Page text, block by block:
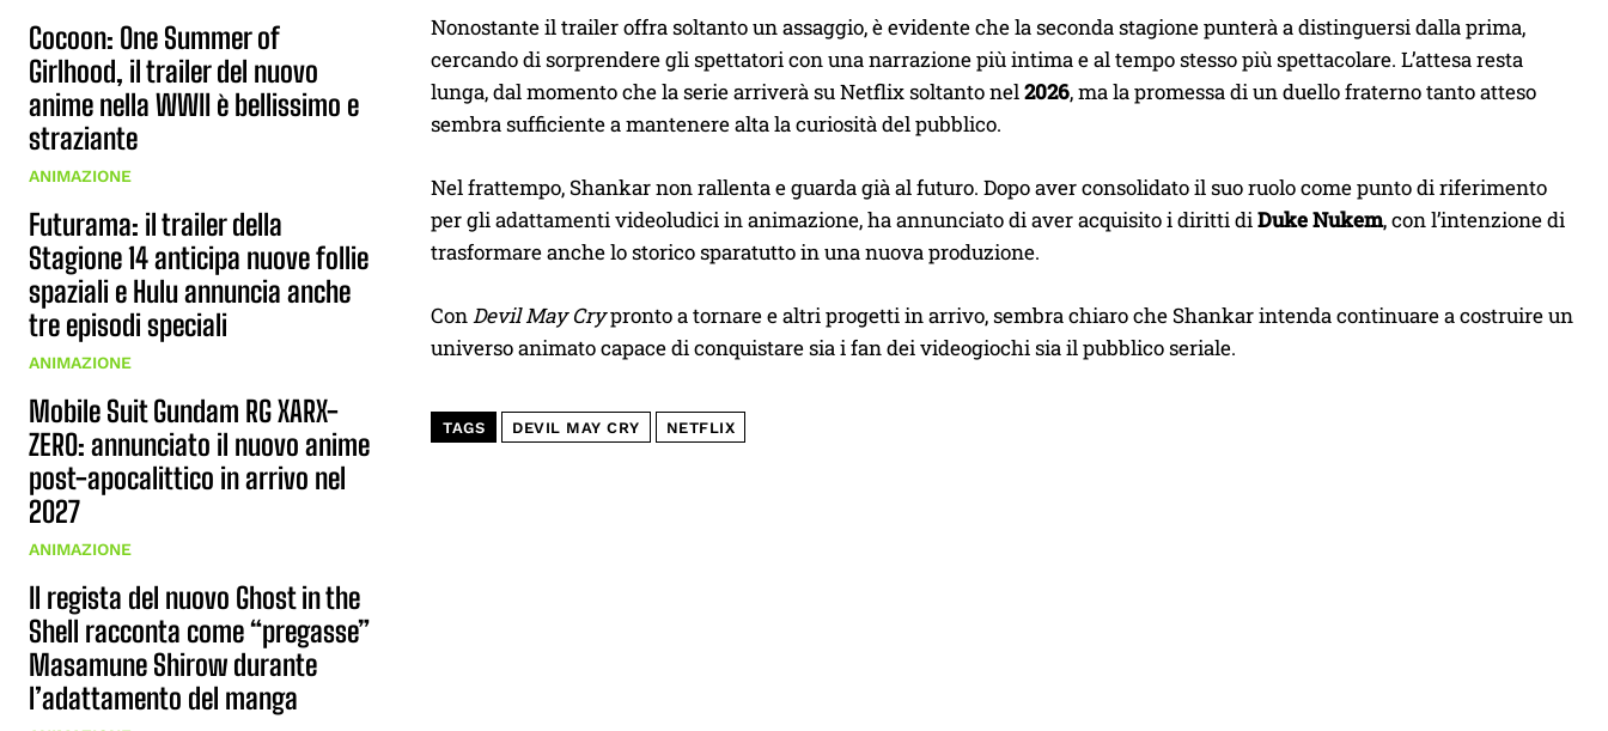
Cocoon: One Summer of
Girlhood, il trailer del nuovo
anime nella WWII è bellissimo e
straziante
ANIMAZIONE
Futurama: il trailer della
Stagione 14 anticipa nuove follie
spaziali e Hulu annuncia anche
tre episodi speciali
ANIMAZIONE
Mobile Suit Gundam RG XARX-
ZERO: annunciato il nuovo anime
post-apocalittico in arrivo nel
2027
ANIMAZIONE
Il regista del nuovo Ghost in the
Shell racconta come “pregasse”
Masamune Shirow durante
l’adattamento del manga
Nonostante il trailer offra soltanto un assaggio, è evidente che la seconda stagione punterà a distinguersi dalla prima,
cercando di sorprendere gli spettatori con una narrazione più intima e al tempo stesso più spettacolare. L’attesa resta
lunga, dal momento che la serie arriverà su Netflix soltanto nel2026, ma la promessa di un duello fraterno tanto atteso
sembra sufficiente a mantenere alta la curiosità del pubblico.
Nel frattempo, Shankar non rallenta e guarda già al futuro. Dopo aver consolidato il suo ruolo come punto di riferimento
per gli adattamenti videoludici in animazione, ha annunciato di aver acquisito i diritti diDuke Nukem, con l’intenzione di
trasformare anche lo storico sparatutto in una nuova produzione.
ConDevil May Crypronto a tornare e altri progetti in arrivo, sembra chiaro che Shankar intenda continuare a costruire un
universo animato capace di conquistare sia i fan dei videogiochi sia il pubblico seriale.
TAGS DEVIL MAY CRY NETFLIX